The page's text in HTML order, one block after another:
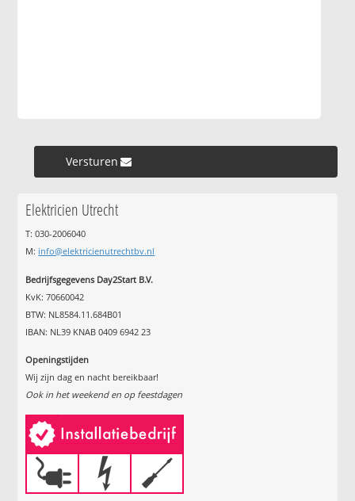
Versturen »
Elektricien Utrecht
T: 030-2006040
M: info@elektricienutrechtbv.nl
Bedrijfsgegevens Day2Start B.V.
KvK: 70660042
BTW: NL8584.11.684B01
IBAN: NL39 KNAB 0409 6942 23
Openingstijden
Wij zijn dag en nacht bereikbaar!
Ook in het weekend en op feestdagen